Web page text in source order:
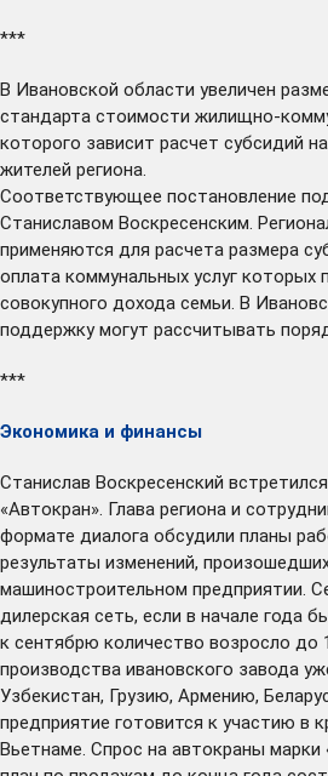
***
В Ивановской области увеличен
стандарта стоимости жилищно-
которого зависит расчет субсидий
жителей региона.
Соответствующее постановление
Станиславом Воскресенским.
применяются для расчета размера
оплата коммунальных услуг которых
совокупного дохода семьи. В
поддержку могут рассчитывать
***
Экономика и финансы
Станислав Воскресенский встретился
«Автокран». Глава региона и
формате диалога обсудили планы
результаты изменений,
машиностроительном предприятии.
дилерская сеть, если в начале года
к сентябрю количество возросло до
производства ивановского завода
Узбекистан, Грузию, Армению,
предприятие готовится к участию в
Вьетнаме. Спрос на автокраны марки